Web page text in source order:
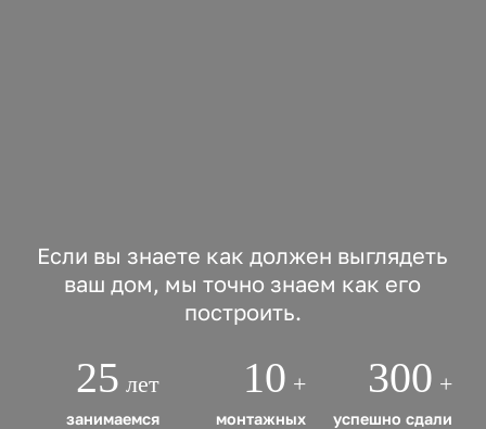
Если вы знаете как должен выглядеть
ваш дом, мы точно знаем как его
построить.
25 лет
занимаемся
10 +
монтажных
300 +
успешно сдали